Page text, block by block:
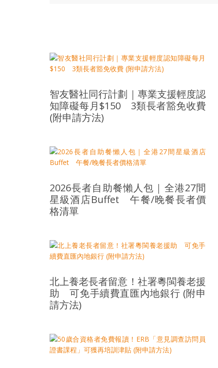
一
同
著
樂
觀
積
的
態
迎
接
豐
第
二
生。
智友醫社同行計劃｜專業支援輕度認
知障礙每月$150 3類長者豁免收費
(附申請方法)
2026長者自助餐懶人包｜全港27間
星級酒店Buffet 午餐/晚餐長者價
格清單
北上養老長者留意！社署粵閩養老援
助 可免手續費直匯內地銀行 (附申
請方法)